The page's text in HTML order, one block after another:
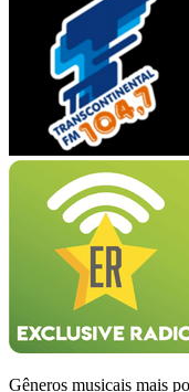
Gêneros musicais mais